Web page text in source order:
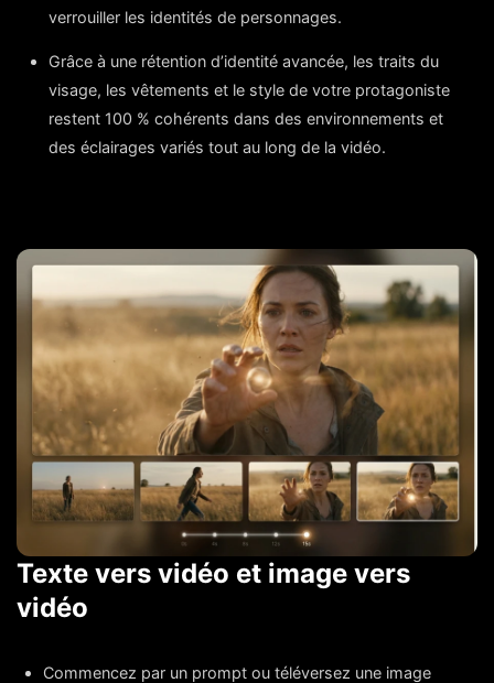
verrouiller les identités de personnages.
Grâce à une rétention d’identité avancée, les traits du
visage, les vêtements et le style de votre protagoniste
restent 100 % cohérents dans des environnements et
des éclairages variés tout au long de la vidéo.
Texte vers vidéo et image vers
vidéo
Commencez par un prompt ou téléversez une image